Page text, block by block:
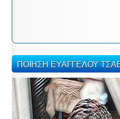
ΠΟΙΗΣΗ ΕΥΑΓΓΕΛΟΥ